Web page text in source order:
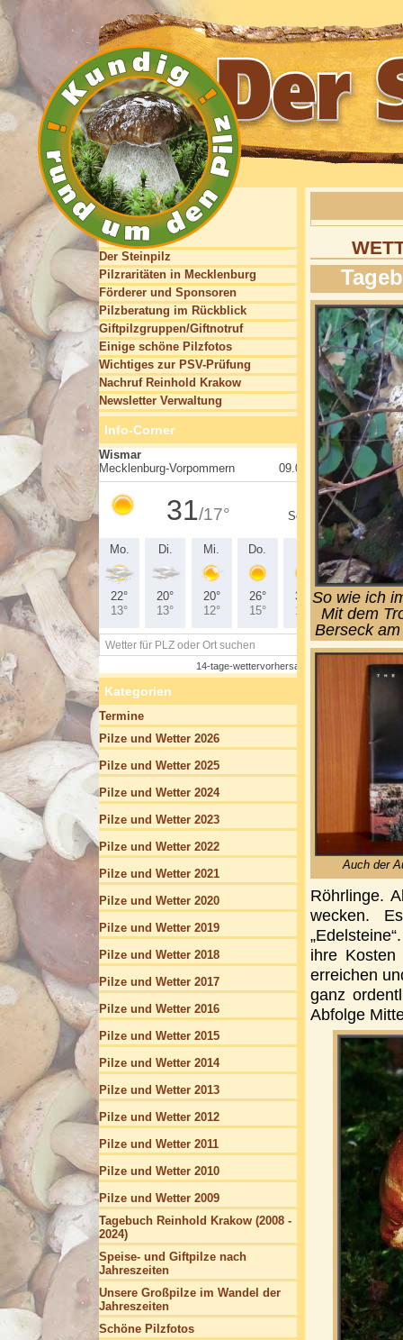
So wie ich
Mit dem
Berseck
Auch der
Röhrlinge.
wecken.
ihre
erreichen
ganz
Abfolge
Der Steinpilz
Pilzraritäten in Mecklenburg
Förderer und Sponsoren
Pilzberatung im Rückblick
Giftpilzgruppen/Giftnotruf
Einige schöne Pilzfotos
Wichtiges zur PSV-Prüfung
Nachruf Reinhold Krakow
Newsletter Verwaltung
Info-Corner
Kategorien
Termine
Pilze und Wetter 2026
Pilze und Wetter 2025
Pilze und Wetter 2024
Pilze und Wetter 2023
Pilze und Wetter 2022
Pilze und Wetter 2021
Pilze und Wetter 2020
Pilze und Wetter 2019
Pilze und Wetter 2018
Pilze und Wetter 2017
Pilze und Wetter 2016
Pilze und Wetter 2015
Pilze und Wetter 2014
Pilze und Wetter 2013
Pilze und Wetter 2012
Pilze und Wetter 2011
Pilze und Wetter 2010
Pilze und Wetter 2009
Tagebuch Reinhold Krakow (2008 -
2024)
Speise- und Giftpilze nach
Jahreszeiten
Unsere Großpilze im Wandel der
Jahreszeiten
Schöne Pilzfotos